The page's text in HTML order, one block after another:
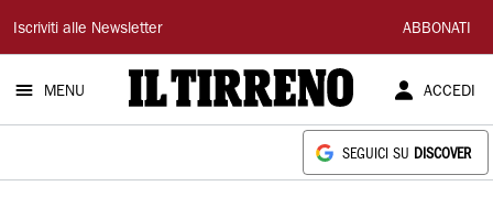
Il
Tirreno
Iscriviti alle Newsletter ABBONATI
MENU ACCEDI
SEGUICI SU DISCOVER